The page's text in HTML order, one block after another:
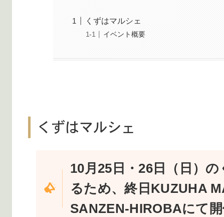
くずはマルシェ
イベント概要
くずはマルシェ
10月25日・26日（日）
るため、終日KUZUHA
SANZEN-HIROBAにて開